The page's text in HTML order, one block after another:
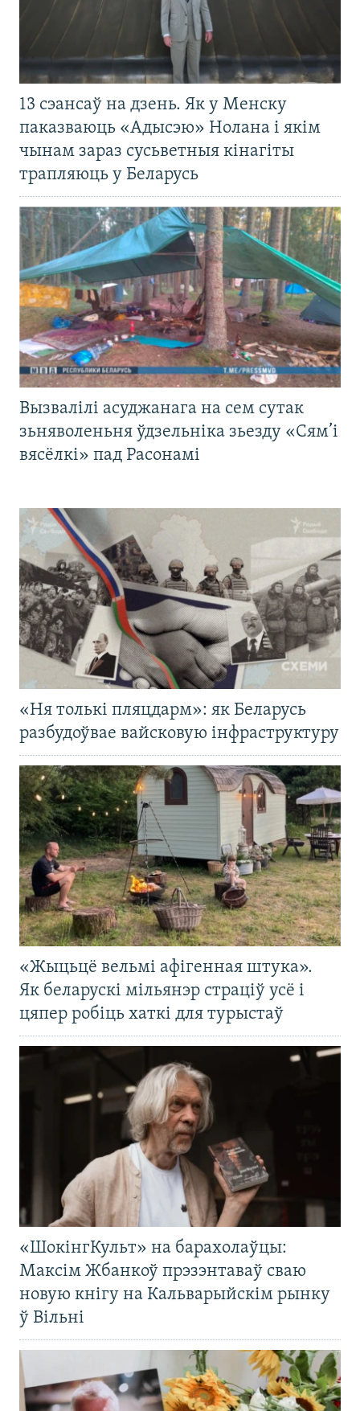
13 сэансаў на дзень. Як у Менску
паказваюць «Адысэю» Нолана і якім
чынам зараз сусьветныя кінагіты
трапляюць у Беларусь
Вызвалілі асуджанага на сем сутак
зьняволеньня ўдзельніка зьезду «Сям’і
вясёлкі» пад Расонамі
«Ня толькі пляцдарм»: як Беларусь
разбудоўвае вайсковую інфраструктуру
«Жыцьцё вельмі афігенная штука».
Як беларускі мільянэр страціў усё і
цяпер робіць хаткі для турыстаў
«ШокінгКульт» на барахолаўцы:
Максім Жбанкоў прэзэнтаваў сваю
новую кнігу на Кальварыйскім рынку
ў Вільні